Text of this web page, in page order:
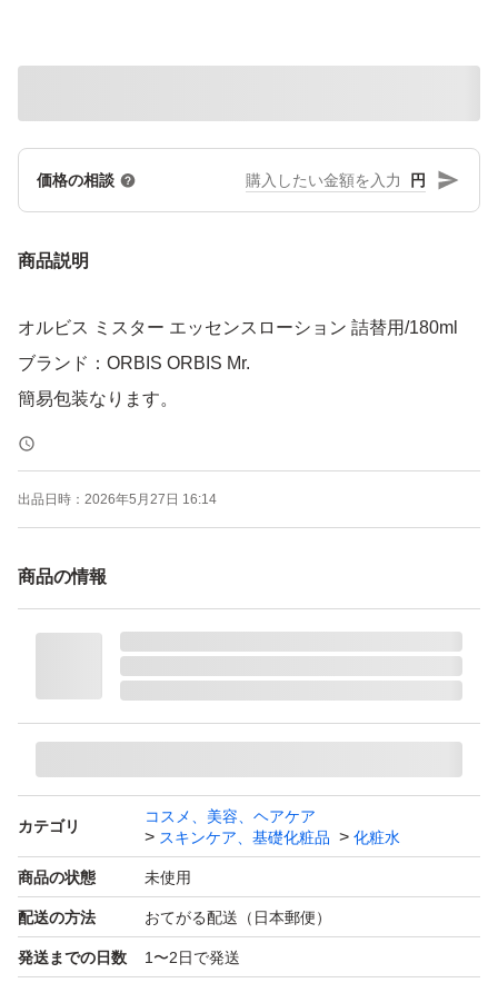
価格の相談 円
商品説明
オルビス ミスター エッセンスローション 詰替用/180ml
ブランド：ORBIS ORBIS Mr.
出品日時： 2026年5月27日 16:14
商品の情報
カテゴリ
コスメ、美容、ヘアケア
スキンケア、基礎化粧品
化粧水
商品の状態 未使用
配送の方法 おてがる配送（日本郵便）
発送までの日数 1〜2日で発送